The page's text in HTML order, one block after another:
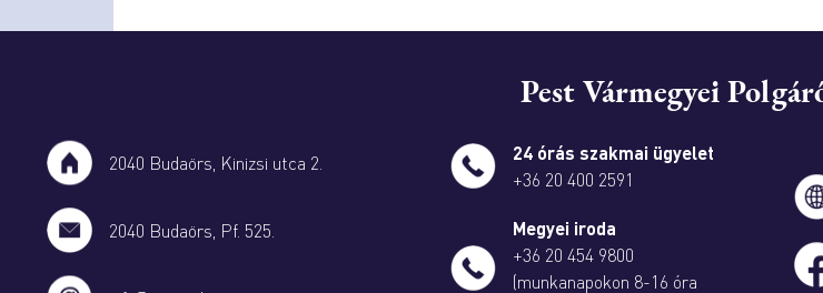
Pest Vármegyei
2040 Budaörs, Kinizsi utca 2.
2040 Budaörs, Pf. 525.
24 órás szakmai ügyelet
+36 20 400 2591
Megyei iroda
+36 20 454 9800
(munkanapokon 8-16 óra